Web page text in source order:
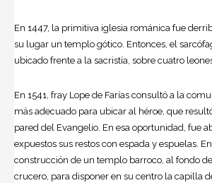
En 1447, la primitiva iglesia románica fue
su lugar un templo gótico. Entonces, el
ubicado frente a la sacristía, sobre cuatro
En 1541, fray Lope de Farías consultó a la
más adecuado para ubicar al héroe, que
pared del Evangelio. En esa oportunidad, fue
expuestos sus restos con espada y espuelas.
construcción de un templo barroco, al fondo
crucero, para disponer en su centro la capilla